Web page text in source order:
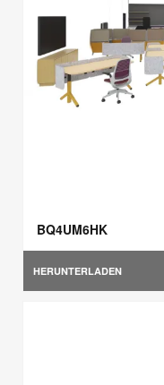
BQ4UM6HK
HERUNTERLADEN